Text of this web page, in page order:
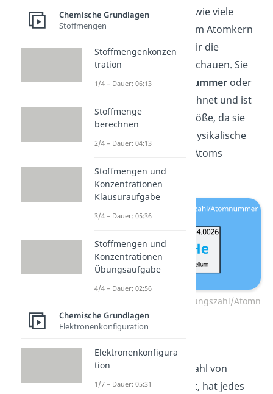
Um herauszufinden, wie viele
Protonen sich in einem Atomkern
befinden, musst du dir die
Kernladungszahl
anschauen. Sie
wirdauchal Atomnummeroder
ichnetund ist
einesehrw öße, da sie
physikalische
Atoms
bestimmt.
Kernladungszahl/Ordnungszahl/Atomn
Weiljedes Atome
unterschiedliche
ahl von
Protonenim Kern hat, hat jedes
Chemische Grundlagen
Stoffmengen
Stoffmengenkonzen
tration
1/4 – Dauer: 06:13
Stoffmenge
berechnen
2/4 – Dauer: 04:13
Stoffmengen und
Konzentrationen
Klausuraufgabe
3/4 – Dauer: 05:36
Stoffmengen und
Konzentrationen
Übungsaufgabe
4/4 – Dauer: 02:56
Chemische Grundlagen
Elektronenkonfiguration
Elektronenkonfigura
tion
1/7 – Dauer: 05:31